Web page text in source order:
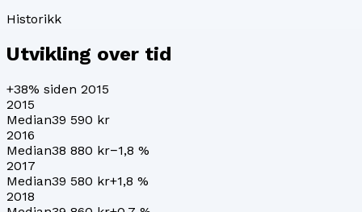
Historikk
Utvikling over tid
+38% siden 2015
2015
Median39 590 kr
2016
Median38 880 kr−1,8 %
2017
Median39 580 kr+1,8 %
2018